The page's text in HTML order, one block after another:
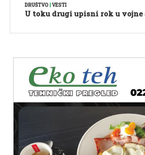
DRUŠTVO VESTI
U toku drugi upisni rok u vojne